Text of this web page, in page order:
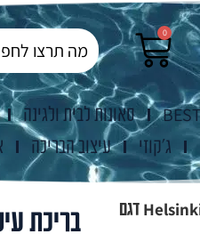
0
סאונות לבית ולגינה
ג'קוזי עיצוב הבריכה
בריכת עיסוי ג’קוזי- Helsinki דגם